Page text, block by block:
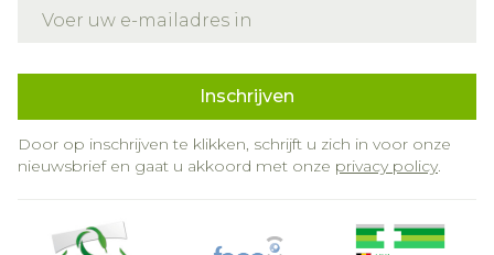
Inschrijven
Door op inschrijven te klikken, schrijft u zich in voor onze
nieuwsbrief en gaat u akkoord met onze privacy policy.